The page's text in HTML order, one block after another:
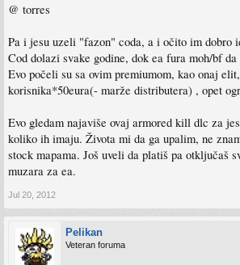
@ torres
Pa i jesu uzeli "fazon" coda, a i očito im dobro
Cod dolazi svake godine, dok ea fura moh/bf
Evo počeli su sa ovim premiumom, kao onaj
korisnika*50eura(- marže distributera) , opet
Evo gledam najaviše ovaj armored kill dlc za
koliko ih imaju. Života mi da ga upalim, ne
stock mapama. Još uveli da platiš pa otključaš
muzara za ea.
Jul 20, 2012
Pelikan
Veteran foruma